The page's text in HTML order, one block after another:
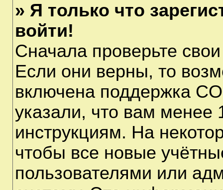
» Я только что
войти!
Сначала проверьте
Если они верны, то
включена поддержка
указали, что вам менее
инструкциям. На
чтобы все новые
пользователями или